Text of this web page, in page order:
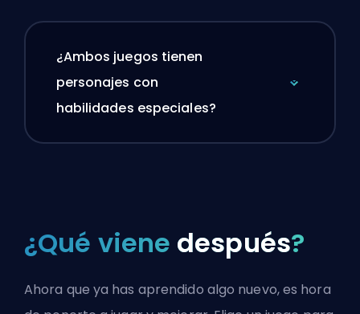
¿Ambos juegos tienen
personajes con
habilidades especiales?
¿Qué viene después?
Ahora que ya has aprendido algo nuevo, es hora